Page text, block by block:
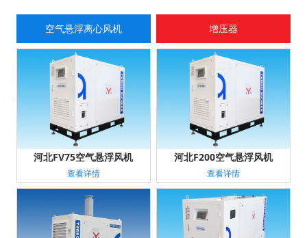
空气悬浮离心风机 增压器
河北FV75空气悬浮风机
查看详情
河北F200空气悬浮风机
查看详情